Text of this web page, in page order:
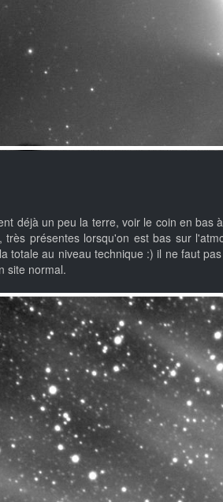
déjà un peu la terre, voir le coin en
présentes lorsqu'on est bas sur
au niveau technique :) il ne faut
site normal.